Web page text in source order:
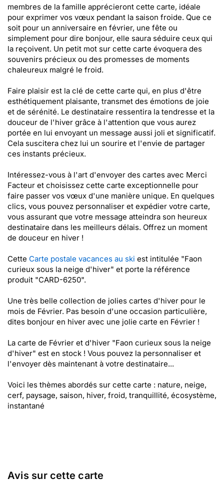
membres de la famille apprécieront cette carte, idéale
pour exprimer vos vœux pendant la saison froide. Que ce
soit pour un anniversaire en février, une fête ou
simplement pour dire bonjour, elle saura séduire ceux qui
la reçoivent. Un petit mot sur cette carte évoquera des
souvenirs précieux ou des promesses de moments
chaleureux malgré le froid.
Faire plaisir est la clé de cette carte qui, en plus d'être
esthétiquement plaisante, transmet des émotions de joie
et de sérénité. Le destinataire ressentira la tendresse et la
douceur de l'hiver grâce à l'attention que vous aurez
portée en lui envoyant un message aussi joli et significatif.
Cela suscitera chez lui un sourire et l'envie de partager
ces instants précieux.
Intéressez-vous à l'art d'envoyer des cartes avec Merci
Facteur et choisissez cette carte exceptionnelle pour
faire passer vos vœux d'une manière unique. En quelques
clics, vous pouvez personnaliser et expédier votre carte,
vous assurant que votre message atteindra son heureux
destinataire dans les meilleurs délais. Offrez un moment
de douceur en hiver !
Cette Carte postale vacances au ski est intitulée "Faon
curieux sous la neige d'hiver" et porte la référence
produit "CARD-6250".
Une très belle collection de jolies cartes d'hiver pour le
mois de Février. Pas besoin d'une occasion particulière,
dites bonjour en hiver avec une jolie carte en Février !
La carte de Février et d'hiver "Faon curieux sous la neige
d'hiver" est en stock ! Vous pouvez la personnaliser et
l'envoyer dès maintenant à votre destinataire...
Voici les thèmes abordés sur cette carte : nature, neige,
cerf, paysage, saison, hiver, froid, tranquillité, écosystème,
instantané
Avis sur cette carte